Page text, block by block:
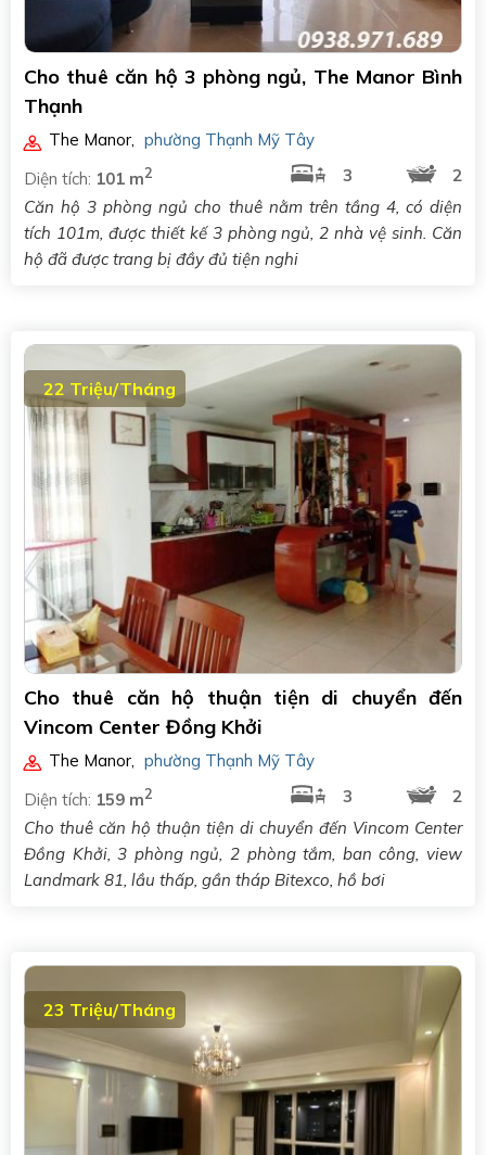
Cho thuê căn hộ 3 phòng ngủ, The Manor Bình
Thạnh
The Manor, phường Thạnh Mỹ Tây
Diện tích: 101 m2 3
2
Căn hộ 3 phòng ngủ cho thuê nằm trên tầng 4, có diện
tích 101m, được thiết kế 3 phòng ngủ, 2 nhà vệ sinh. Căn
hộ đã được trang bị đầy đủ tiện nghi
22 Triệu/Tháng
Cho thuê căn hộ thuận tiện di chuyển đến
Vincom Center Đồng Khởi
The Manor
phường Thạnh Mỹ Tây
Diện tích: 159 m2 3
2
Cho thuê căn hộ thuận tiện di chuyển đến Vincom Center
Đồng Khởi, 3 phòng ngủ, 2 phòng tắm, ban công, view
Landmark 81, lầu thấp, gần tháp Bitexco, hồ bơi
23 Triệu/Tháng